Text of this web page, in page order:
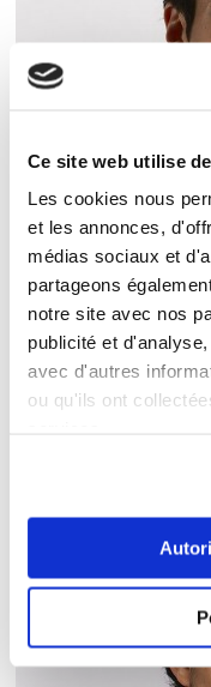
Ce site web utilise
Les cookies nous
et les annonces,
médias sociaux et
partageons
notre site avec nos
publicité et
avec d'autres
ou qu'ils ont